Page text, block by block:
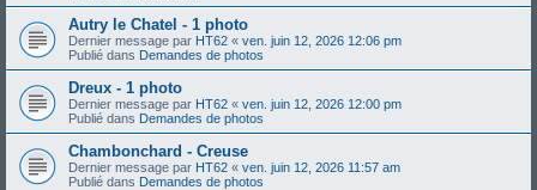
Autry le Chatel - 1 photo
Dernier message par HT62 « ven. juin 12, 2026 12:06 pm
Publié dans Demandes de photos
Dreux - 1 photo
Dernier message par HT62 « ven. juin 12, 2026 12:00 pm
Publié dans Demandes de photos
Chambonchard - Creuse
Dernier message par HT62 « ven. juin 12, 2026 11:57 am
Publié dans Demandes de photos